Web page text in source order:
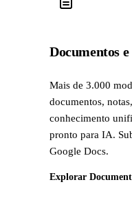
Documentos
Mais de 3.000
documentos,
conhecimento
pronto para IA.
Google Docs.
Explorar